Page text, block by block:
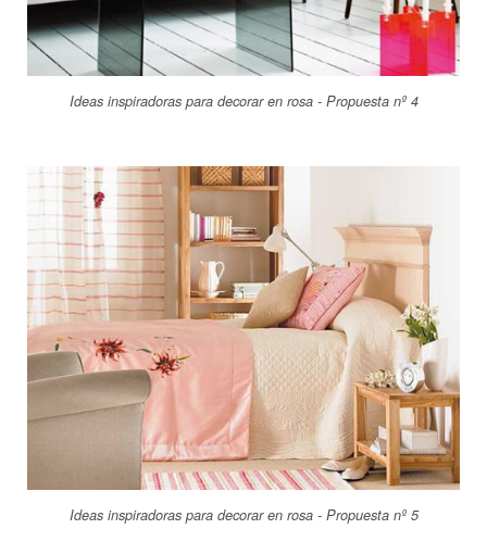
Ideas inspiradoras para decorar en rosa - Propuesta nº 4
Ideas inspiradoras para decorar en rosa - Propuesta nº 5